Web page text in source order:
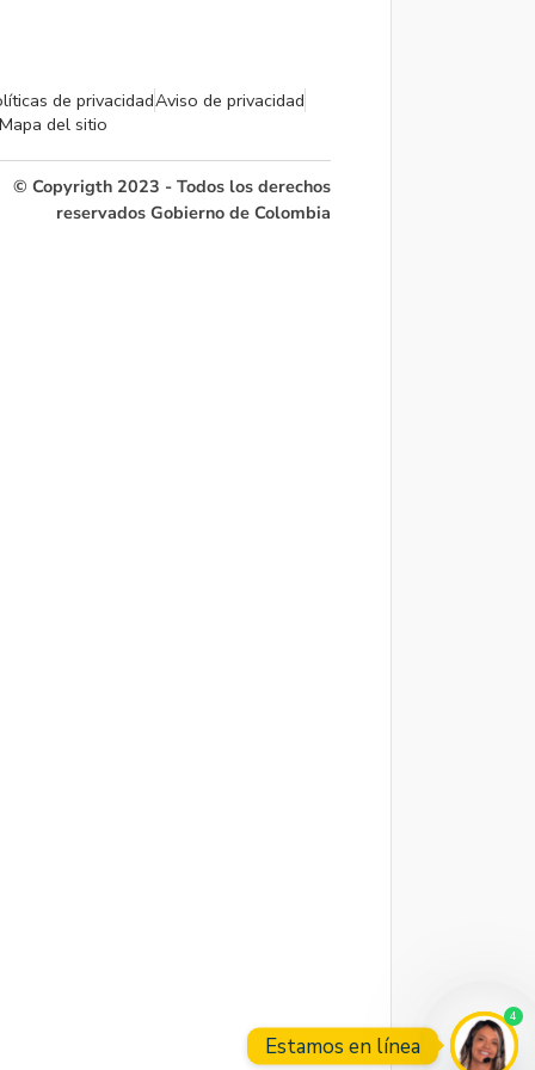
de privacidadAviso de privacidad
Mapa del sitio
© Copyrigth 2023 - Todos los derechos
reservados Gobierno de Colombia
Estamos en línea
4